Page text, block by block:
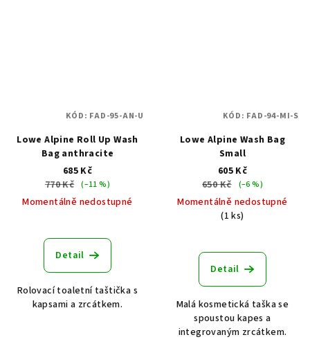
Lowe Alpine Roll Up Wash
Bag anthracite
685 Kč
770 Kč (–11 %)
Momentálně nedostupné
Detail
Rolovací toaletní taštička s
kapsami a zrcátkem.
KÓD: FAD-95-AN-U
Lowe Alpine Wash Bag
Small
605 Kč
650 Kč
(–6 %)
Momentálně nedostupné
(1 ks)
Detail
Malá kosmetická taška se
spoustou kapes a
integrovaným zrcátkem.
KÓD: FAD-94-MI-S